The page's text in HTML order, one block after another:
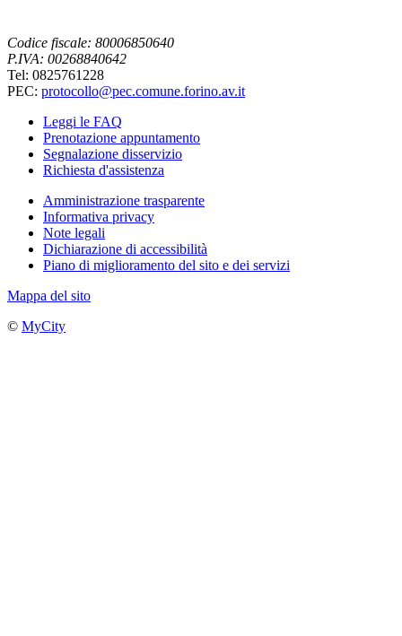
Codice fiscale: 80006850640
P.IVA: 00268840642
Tel: 0825761228
PEC: protocollo@pec.comune.forino.av.it
Leggi le FAQ
Prenotazione appuntamento
Segnalazione disservizio
Richiesta d'assistenza
Amministrazione trasparente
Informativa privacy
Note legali
Dichiarazione di accessibilità
Piano di miglioramento del sito e dei servizi
Mappa del sito
© MyCity